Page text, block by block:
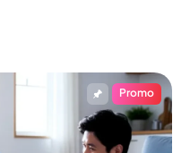
Promo